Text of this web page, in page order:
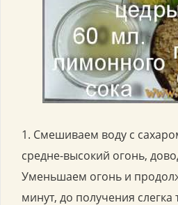
1. Смешиваем воду с
средне-высокий огонь,
Уменьшаем огонь и
минут, до получения слегка